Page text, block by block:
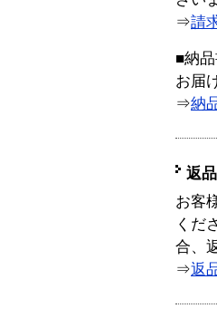
⇒請
■納
お届
⇒納
返
お客
くだ
合、
⇒返